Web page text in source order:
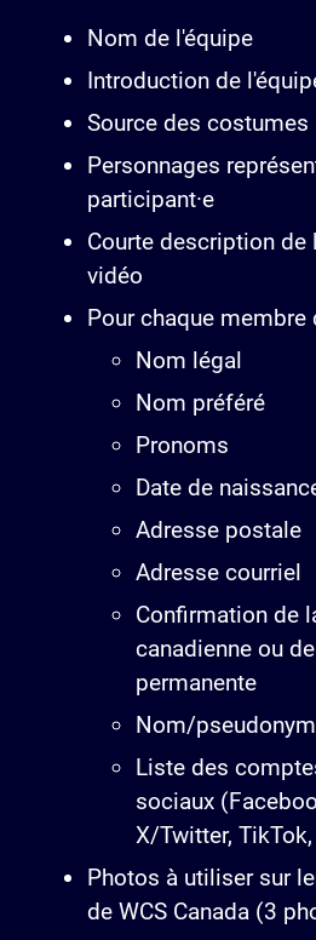
Nom de l'équipe
Introduction de
Source des costumes
Personnages
participant·e
Courte description de
vidéo
Pour chaque membre
Nom légal
Nom préféré
Pronoms
Date de
Adresse postale
Adresse courriel
Confirmation de
canadienne ou
permanente
Nom/
Liste des
sociaux
X/Twitter,
Photos à utiliser sur
de WCS Canada (3